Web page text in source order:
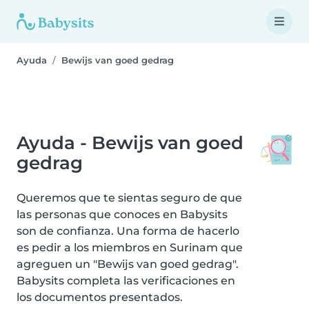
Ayuda Bewijs van goed gedrag
Ayuda - Bewijs van goed
gedrag
Queremos que te sientas seguro de que
las personas que conoces en Babysits
son de confianza. Una forma de hacerlo
es pedir a los miembros en Surinam que
agreguen un "Bewijs van goed gedrag".
Babysits completa las verificaciones en
los documentos presentados.